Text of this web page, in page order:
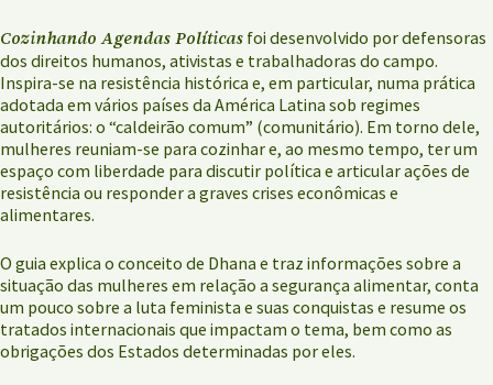
Cozinhando Agendas Políticas foi desenvolvido por defensoras
dos direitos humanos, ativistas e trabalhadoras do campo.
Inspira-se na resistência histórica e, em particular, numa prática
adotada em vários países da América Latina sob regimes
autoritários: o “caldeirão comum” (comunitário). Em torno dele,
mulheres reuniam-se para cozinhar e, ao mesmo tempo, ter um
espaço com liberdade para discutir política e articular ações de
resistência ou responder a graves crises econômicas e
alimentares.
O guia explica o conceito de Dhana e traz informações sobre a
situação das mulheres em relação a segurança alimentar, conta
um pouco sobre a luta feminista e suas conquistas e resume os
tratados internacionais que impactam o tema, bem como as
obrigações dos Estados determinadas por eles.